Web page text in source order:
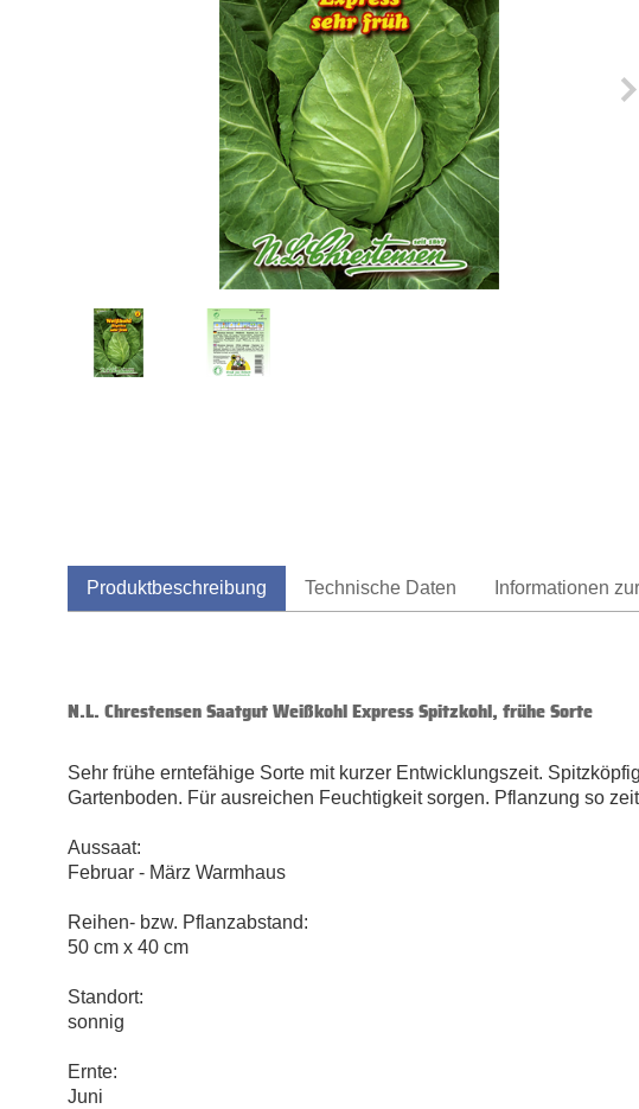
Produktbeschreibung Technische Daten Informationen
N.L. Chrestensen Saatgut Weißkohl Express Spitzkohl, frühe Sorte
Sehr frühe erntefähige Sorte mit kurzer Entwicklungszeit.
Gartenboden. Für ausreichen Feuchtigkeit sorgen. Pflanzung so
Aussaat:
Februar - März Warmhaus
Reihen- bzw. Pflanzabstand:
50 cm x 40 cm
Standort:
sonnig
Ernte:
Juni